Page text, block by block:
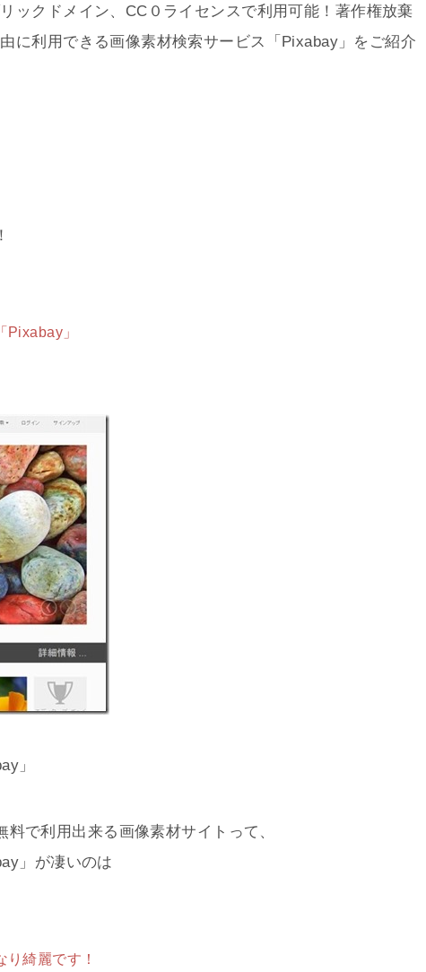
ックドメイン、CC０ライセンスで利用可能！著作権放棄
に利用できる画像素材検索サービス「Pixabay」をご紹介
Pixabay」
」
で利用出来る画像素材サイトって、
」が凄いのは
綺麗です！